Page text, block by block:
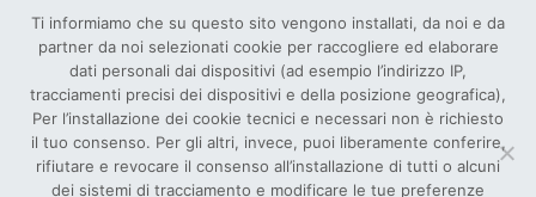
Numeri Arretrati
Ti informiamo che su questo sito vengono installati, da noi e da
partner da noi selezionati cookie per raccogliere ed elaborare
dati personali dai dispositivi (ad esempio l’indirizzo IP,
tracciamenti precisi dei dispositivi e della posizione geografica),
Per l’installazione dei cookie tecnici e necessari non è richiesto
il tuo consenso. Per gli altri, invece, puoi liberamente conferire,
rifiutare e revocare il consenso all’installazione di tutti o alcuni
dei sistemi di tracciamento e modificare le tue preferenze